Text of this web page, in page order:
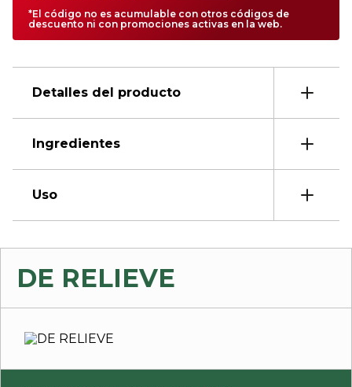
*El código no es acumulable con otros códigos de
descuento ni con promociones activas en la web.
Detalles del producto
Ingredientes
Uso
DE RELIEVE